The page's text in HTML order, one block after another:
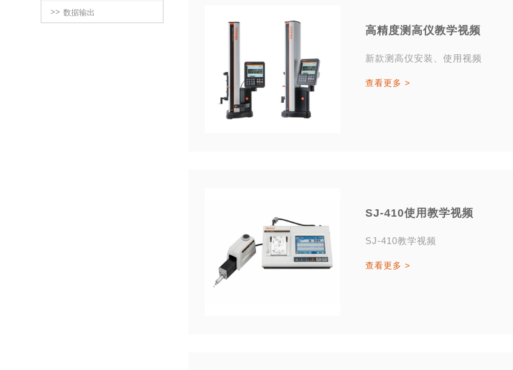
>> 数据输出
高精度测高仪教学视频
新款测高仪安装、使用视频
查看更多 >
SJ-410使用教学视频
SJ-410教学视频
查看更多 >